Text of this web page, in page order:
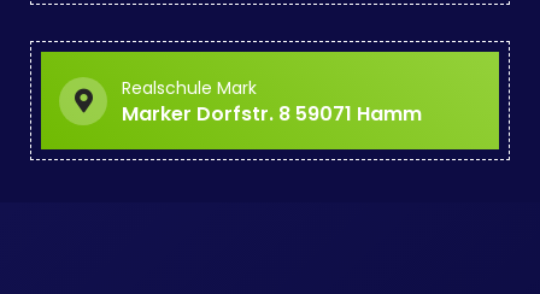
Realschule Mark
Marker Dorfstr. 8 59071 Hamm